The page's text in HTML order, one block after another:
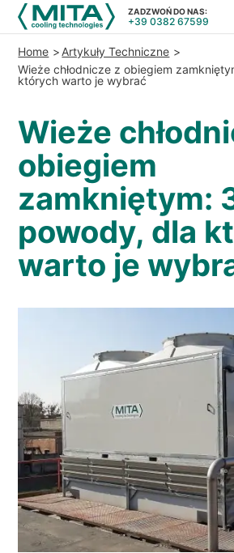
WIADOMOŚCI
KIM JESTEŚMY
ZRÓWNOWAŻONEGO
ARTYKUŁY TECHNICZNE
PL EN IT FR DE
ZADZWOŃ DO NAS:
+39 0382 67599
PRODUKTY
USłUGI I DORADZTWO
SERWIS
ZASOBY
KONTAKT
ZADZWOŃ DO NAS: +39 0382 67599
Home
Artykuły Techniczne
Wieże chłodnicze z obiegiem
których warto je wybrać
Wieże
obiegiem
zamkniętym:
powody, dla
warto je